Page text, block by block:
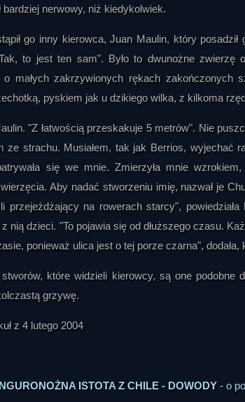
bardziej nerwowy, niż kiedykolwiek.
go inny kierowca, Juan Maulin, który
to jest ten sam". Było to dwunożne
małych zakrzywionych rękach zakończonych
pyskiem jak u dzikiego wilka, z kilkoma
"Z łatwością przeskakuje 5 metrów". Nie
ze strachu. Musiałem, tak jak Berrios, wyjechać
się we mnie. Zmierzyła mnie
Aby nadać stworzeniu imię, nazwał je
przejeżdżający na rowerach starcy",
nią dzieci. "To pojawia się od dłuższego czasu.
ponieważ ulica jest o tej porze czarna",
które widzieli kierowcy, są one podobne
grzywę.
z 4 lutego 2004
ISTOTA Z CHILE - DOWODY - o